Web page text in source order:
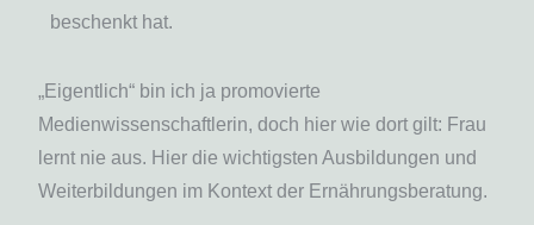
beschenkt hat.
„Eigentlich“ bin ich ja promovierte
Medienwissenschaftlerin, doch hier wie dort gilt: Frau
lernt nie aus. Hier die wichtigsten Ausbildungen und
Weiterbildungen im Kontext der Ernährungsberatung.